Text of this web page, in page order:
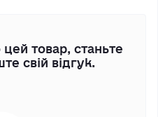
товар, станьте
свій відгук.